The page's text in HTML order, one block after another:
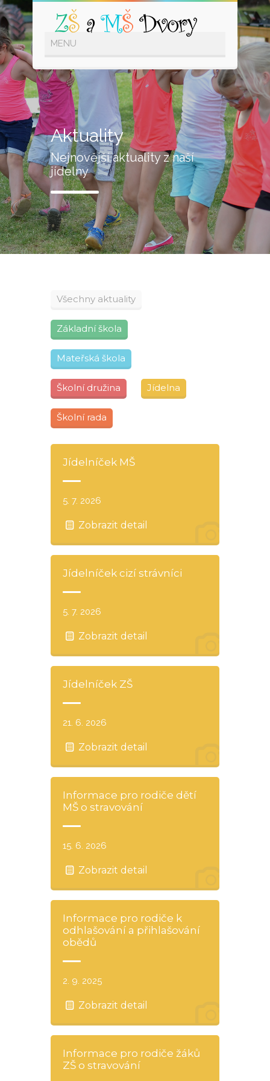
Aktuality
Nejnovější aktuality z naší
jídelny
Všechny aktuality
Základní škola
Mateřská škola
Školní družina Jídelna
Školní rada
Jídelníček MŠ
5. 7. 2026
Zobrazit detail
Jídelníček cizí strávníci
5. 7. 2026
Zobrazit detail
Jídelníček ZŠ
21. 6. 2026
Zobrazit detail
Informace pro rodiče dětí
MŠ o stravování
15. 6. 2026
Zobrazit detail
Informace pro rodiče k
odhlašování a přihlašování
obědů
2. 9. 2025
Zobrazit detail
Informace pro rodiče žáků
ZŠ o stravování